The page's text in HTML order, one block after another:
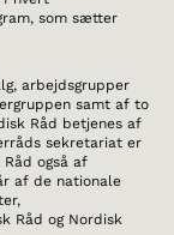
som sætter
arbejdsgrupper
samt af to
Råd betjenes af
sekretariat er
også af
af de nationale
Råd og Nordisk